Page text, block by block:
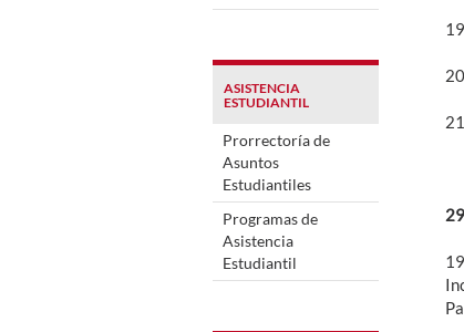
ASISTENCIA
ESTUDIANTIL
Prorrectoría de
Asuntos
Estudiantiles
Programas de
Asistencia
Estudiantil